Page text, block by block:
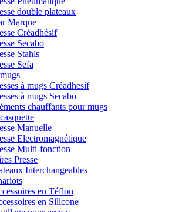
double plateaux
Marque
Créadhésif
Secabo
Stahls
Sefa
à mugs Créadhesif
à mugs Secabo
chauffants pour mugs
Manuelle
Electromagnétique
Multi-fonction
Presse
Interchangeables
en Téflon
en Silicone